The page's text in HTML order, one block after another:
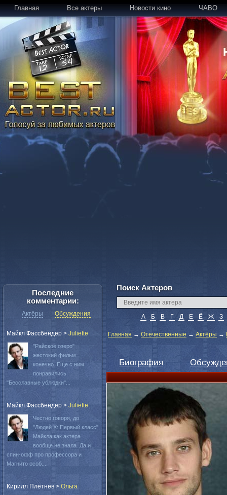
Главная Все актеры Новости кино ЧАВО
Поиск Актеров
А Б В Г Д Е Ё Ж З
Главная → Отечественные → Актёры →
Биография
Последние
комментарии:
Актёры Обсуждения
Майкл Фассбендер > Juliette
"Райское озеро"
жестокий фильм
конечно. Еще с ним
понравились
"Бесславные ублюдки"...
Майкл Фассбендер > Juliette
Честно говоря, до
"Людей Х: Первый класс"
Майкла как актера
вообще не знала. Да и
спин-офф про профессора и
Магнито особ...
Кирилл Плетнев > Oльга